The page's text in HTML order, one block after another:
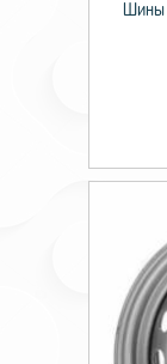
Шины